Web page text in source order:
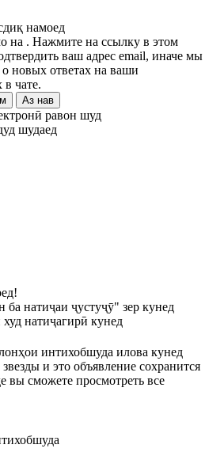
намоед
на . Нажмите на ссылку в этом
ваш адрес email, иначе мы
новых ответах на ваши
чате.
Аз нав
равон шуд
шудаед
натиҷаи ҷустуҷӯ" зер кунед
натиҷагирӣ кунед
интихобшуда илова кунед
и это объявление сохранится
вы сможете просмотреть все